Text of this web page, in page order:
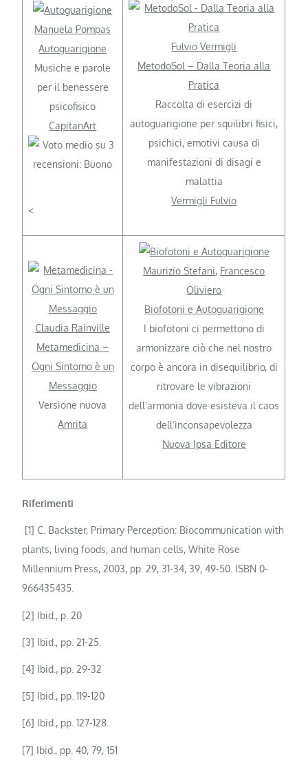
Manuela Pompas
Autoguarigione
Musiche e parole
per il benessere
psicofisico
CapitanArt
<
Fulvio Vermigli
MetodoSol – Dalla Teoria alla
Pratica
Raccolta di esercizi di
autoguarigione per squilibri fisici,
psichici, emotivi causa di
manifestazioni di disagi e
malattia
Vermigli Fulvio
Claudia Rainville
Metamedicina –
Ogni Sintomo è un
Messaggio
Versione nuova
Amrita
Maurizio Stefani, Francesco
Oliviero
Biofotoni e Autoguarigione
I biofotoni ci permettono di
armonizzare ciò che nel nostro
corpo è ancora in disequilibrio, di
ritrovare le vibrazioni
dell’armonia dove esisteva il caos
dell’inconsapevolezza
Nuova Ipsa Editore
Riferimenti
[1] C. Backster, Primary Perception: Biocommunication with
plants, living foods, and human cells, White Rose
Millennium Press, 2003, pp. 29, 31-34, 39, 49-50. ISBN 0-
966435435.
[2] Ibid., p. 20
[3] Ibid., pp. 21-25.
[4] Ibid., pp. 29-32
[5] Ibid., pp. 119-120
[6] Ibid., pp. 127-128.
[7] Ibid., pp. 40, 79, 151